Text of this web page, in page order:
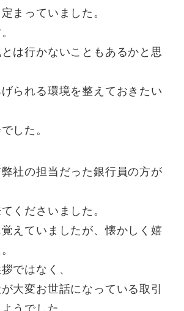
まっていました。
は行かないこともあるかと思
られる環境を整えておきたい
した。
社の担当だった銀行員の方が
くださいました。
えていましたが、懐かしく嬉
ではなく、
大変お世話になっている取引
うでした。